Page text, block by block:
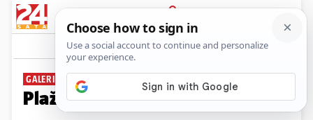
PRIJAVA
Galerija Komentari
GALERIJA
Plaža na Viru prepuna kupača